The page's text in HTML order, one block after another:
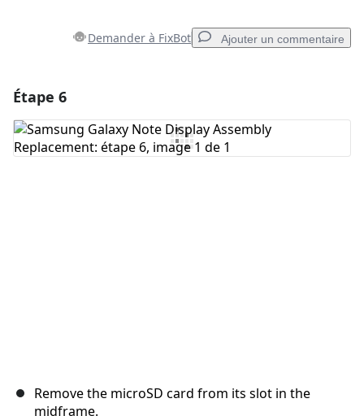
Demander à FixBot Ajouter un commentaire
Ajouter un commentaire
Étape 6
Remove the microSD card from its slot in the
midframe.